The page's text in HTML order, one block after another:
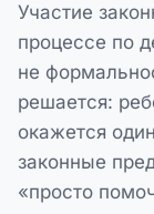
Участие
процессе по
не
решается:
окажется
законные
«просто